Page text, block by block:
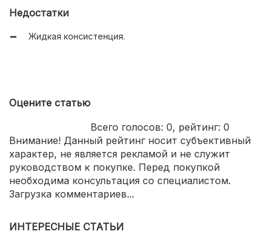
Недостатки
Жидкая консистенция.
Оцените статью
Всего голосов: 0, рейтинг: 0
Внимание! Данный рейтинг носит субъективный
характер, не является рекламой и не служит
руководством к покупке. Перед покупкой
необходима консультация со специалистом.
Загрузка комментариев...
ИНТЕРЕСНЫЕ СТАТЬИ